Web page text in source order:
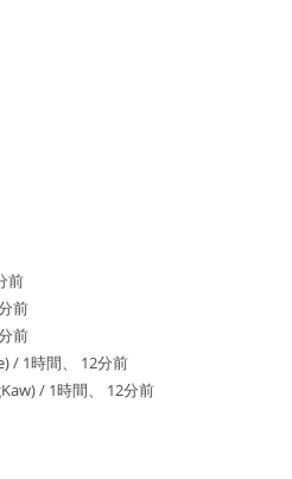
前
前
前
) / 1時間、 12分前
) / 1時間、 12分前